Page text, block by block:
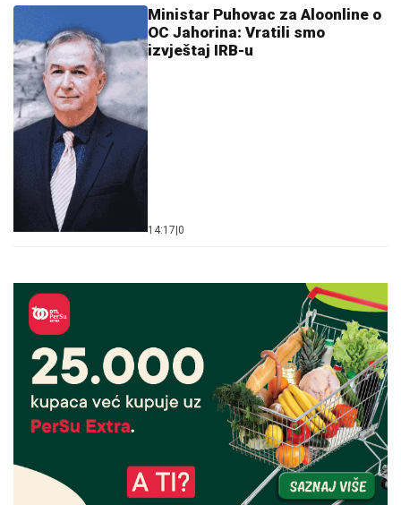
Ministar Puhovac za Aloonline o
OC Jahorina: Vratili smo
izvještaj IRB-u
14:17 0